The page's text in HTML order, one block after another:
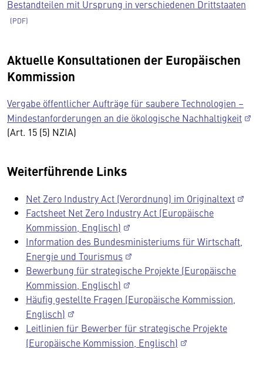
Bestandteilen mit Ursprung in verschiedenen Drittstaaten
Aktuelle Konsultationen der Europäischen
Kommission
Vergabe öffentlicher Aufträge für saubere Technologien –
Mindestanforderungen an die ökologische Nachhaltigkeit
(Art. 15 (5) NZIA)
Weiterführende Links
Net Zero Industry Act (Verordnung) im Originaltext
Factsheet Net Zero Industry Act (Europäische
Kommission, Englisch)
Information des Bundesministeriums für Wirtschaft,
Energie und Tourismus
Bewerbung für strategische Projekte (Europäische
Kommission, Englisch)
Häufig gestellte Fragen (Europäische Kommission,
Englisch)
Leitlinien für Bewerber für strategische Projekte
(Europäische Kommission, Englisch)